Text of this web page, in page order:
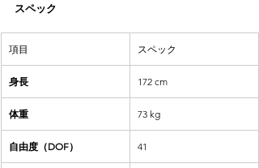
スペック
項目 スペック
身長 172 cm
体重 73 kg
自由度（DOF） 41